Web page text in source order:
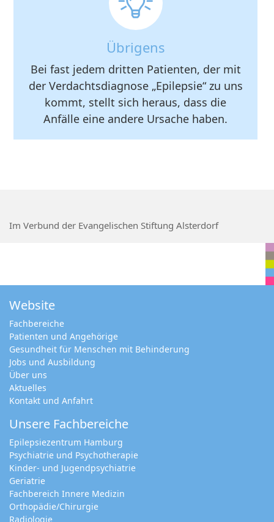
Übrigens
Bei fast jedem dritten Patienten, der mit
der Verdachtsdiagnose „Epilepsie“ zu uns
kommt, stellt sich heraus, dass die
Anfälle eine andere Ursache haben.
Im Verbund der Evangelischen Stiftung Alsterdorf
Website
Fachbereiche
Patienten und Angehörige
Gesundheit für Menschen mit Behinderung
Jobs und Ausbildung
Über uns
Aktuelles
Kontakt und Anfahrt
Unsere Fachbereiche
Epilepsiezentrum Hamburg
Psychiatrie und Psychotherapie
Kinder- und Jugendpsychiatrie
Geriatrie
Fachbereich Innere Medizin
Orthopädie/Chirurgie
Radiologie